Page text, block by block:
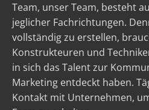
Team, unser Team, besteht
jeglicher Fachrichtungen.
vollständig zu erstellen,
Konstrukteuren und
in sich das Talent zur
Marketing entdeckt haben.
Kontakt mit Unternehmen,